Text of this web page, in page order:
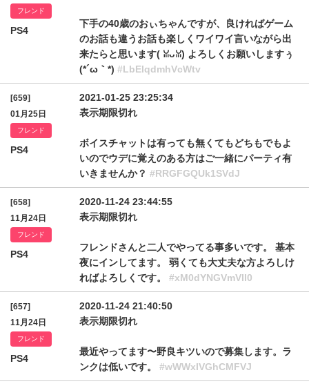
フレンド
PS4
下手の40歳のおぃちゃんですが、良ければゲーム
のお話も違うお話も楽しくワイワイ言いながら出
来たらと思います( ꈍᴗꈍ) よろしくお願いしますぅ
(*´ω｀*) #LbElqdmhVcWtv
[659]
01月25日
フレンド
PS4
2021-01-25 23:25:34
表示期限切れ
ボイスチャットは有っても無くてもどちもでもよ
いのでウデに覚えのある方はご一緒にパーティ有
いきませんか？ #RRGFGQUk1SVdJ
[658]
11月24日
フレンド
PS4
2020-11-24 23:44:55
表示期限切れ
フレンドさんと二人でやってる事多いです。 基本
夜にインしてます。 弱くても大丈夫な方よろしけ
ればよろしくです。 #xM0dYNGVmVlI0
[657]
11月24日
フレンド
PS4
2020-11-24 21:40:50
表示期限切れ
最近やってます〜野良キツいので募集します。ラ
ンクは低いです。 #wWWxIVGhCMFVJ